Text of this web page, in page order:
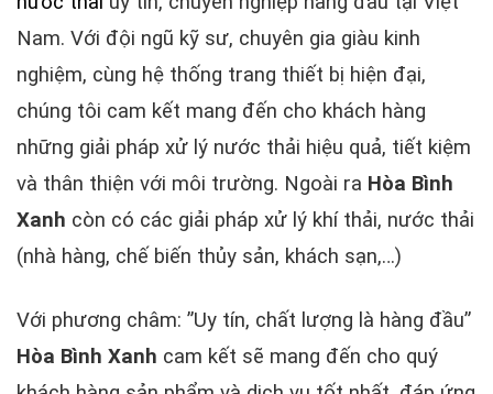
Nam. Với đội ngũ kỹ sư, chuyên gia giàu kinh
nghiệm, cùng hệ thống trang thiết bị hiện đại,
chúng tôi cam kết mang đến cho khách hàng
những giải pháp xử lý nước thải hiệu quả, tiết kiệm
và thân thiện với môi trường. Ngoài ra Hòa Bình
Xanh còn có các giải pháp xử lý khí thải, nước thải
(nhà hàng, chế biến thủy sản, khách sạn,…)
Với phương châm: ”Uy tín, chất lượng là hàng đầu”
Hòa Bình Xanh cam kết sẽ mang đến cho quý